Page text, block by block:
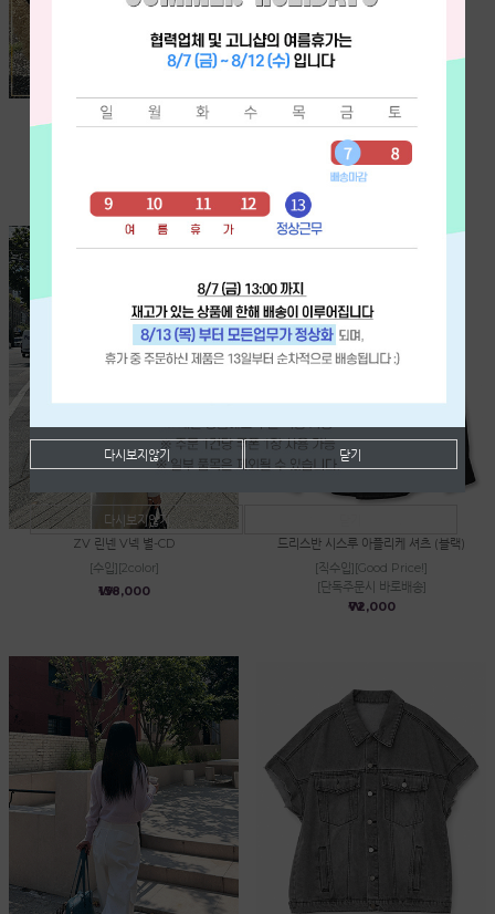
G 초코 바나나-T
(특가) 플라워 레이스 튜닉-T
[직수입][Good Price!]
[단독주문시 바로배송]
₩49,000
ZV 린넨 V넥 별-CD
[수입][2color]
₩138,000
드리스반 시스루 아플리케 셔츠 (블랙)
[직수입][Good Price!]
[단독주문시 바로배송]
₩72,000
다시보지않기 닫기
다시보지않기